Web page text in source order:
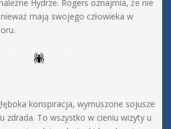
Hydrze. Rogers oznajmia, że nie
mają swojego człowieka w
konspiracja, wymuszone sojusze
zdrada. To wszystko w cieniu wizyty u